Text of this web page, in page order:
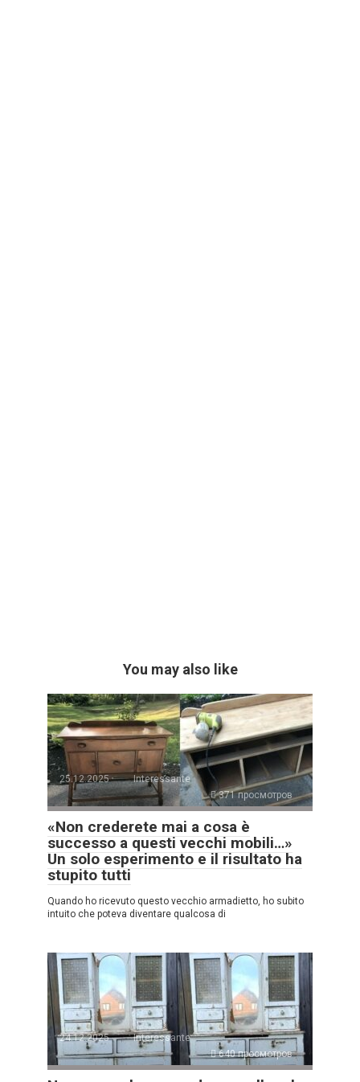
You may also like
25.12.2025
Interessante
371 просмотров
«Non crederete mai a cosa è
successo a questi vecchi mobili…»
Un solo esperimento e il risultato ha
stupito tutti
Quando ho ricevuto questo vecchio armadietto, ho subito
intuito che poteva diventare qualcosa di
24.12.2025
Interessante
640 просмотров